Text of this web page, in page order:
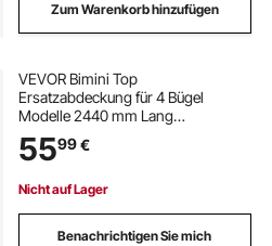
Zum Warenkorb hinzufügen
VEVOR Bimini Top
Ersatzabdeckung für 4 Bügel
Modelle 2440 mm Lang
wasserdichtes 600D Marine
Material Boots Sonnenschutz mit
2464 bis 2616 mm Breit Blau ohne
5599€
Nicht auf Lager
Benachrichtigen Sie mich